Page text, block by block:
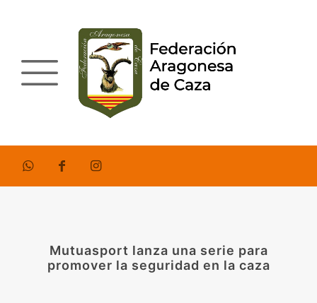
Mutuasport lanza una serie para
promover la seguridad en la caza